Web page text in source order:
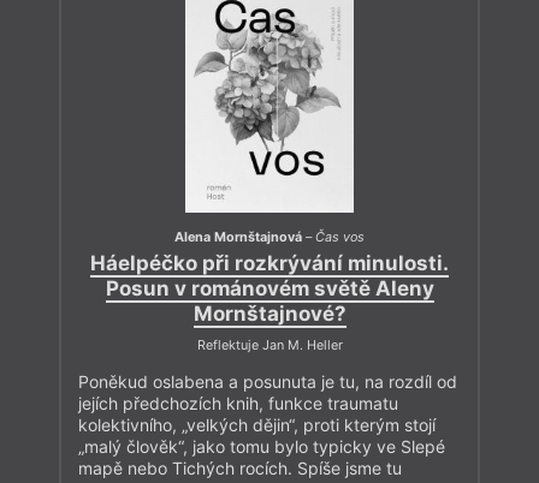
Alena Mornštajnová –Čas vos
Háelpéčko při rozkrývání minulosti.
Posun v románovém světě Aleny
Mornštajnové?
Reflektuje Jan M. Heller
Poněkud oslabena a posunuta je tu, na rozdíl od
jejích předchozích knih, funkce traumatu
kolektivního, „velkých dějin“, proti kterým stojí
„malý člověk“, jako tomu bylo typicky ve Slepé
mapě nebo Tichých rocích. Spíše jsme tu